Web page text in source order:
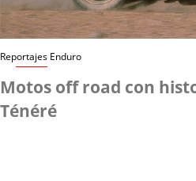
Reportajes Enduro
Motos off road con
Ténéré